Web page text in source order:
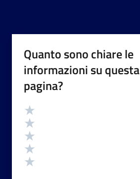
Quanto sono chiare le
informazioni su questa
pagina?
Valutazione